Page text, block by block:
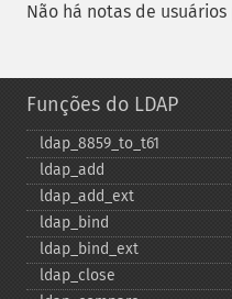
Não há notas de
Funções do LDAP
ldap_​8859_​to_​t61
ldap_​add
ldap_​add_​ext
ldap_​bind
ldap_​bind_​ext
ldap_​close